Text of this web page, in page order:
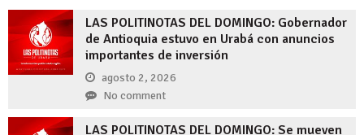
LAS POLITINOTAS DEL DOMINGO: Gobernador
de Antioquia estuvo en Urabá con anuncios
importantes de inversión
agosto 2, 2026
No comment
LAS POLITINOTAS DEL DOMINGO: Se mueven